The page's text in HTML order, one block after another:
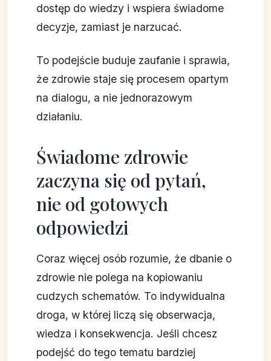
dostęp do wiedzy i wspiera świadome
decyzje, zamiast je narzucać.
To podejście buduje zaufanie i sprawia,
że zdrowie staje się procesem opartym
na dialogu, a nie jednorazowym
działaniu.
Świadome zdrowie
zaczyna się od pytań,
nie od gotowych
odpowiedzi
Coraz więcej osób rozumie, że dbanie o
zdrowie nie polega na kopiowaniu
cudzych schematów. To indywidualna
droga, w której liczą się obserwacja,
wiedza i konsekwencja. Jeśli chcesz
podejść do tego tematu bardziej